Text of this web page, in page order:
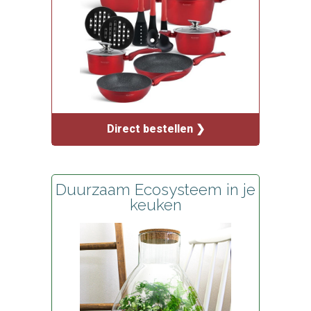
Direct bestellen ❯
Duurzaam Ecosysteem in je
keuken